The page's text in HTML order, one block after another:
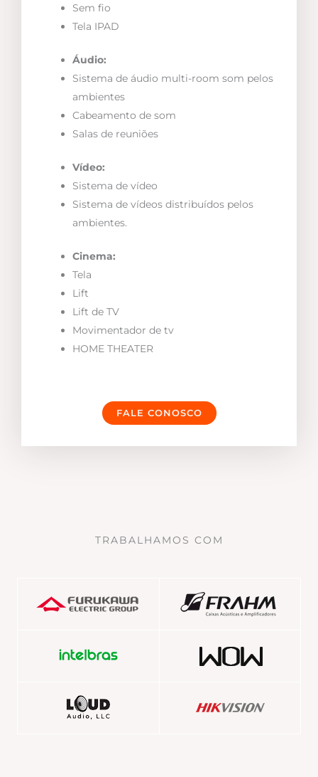
Sem fio
Tela IPAD
Áudio:
Sistema de áudio multi-room som pelos
ambientes
Cabeamento de som
Salas de reuniões
Vídeo:
Sistema de vídeo
Sistema de vídeos distribuídos pelos
ambientes.
Cinema:
Tela
Lift
Lift de TV
Movimentador de tv
HOME THEATER
FALE CONOSCO
TRABALHAMOS COM